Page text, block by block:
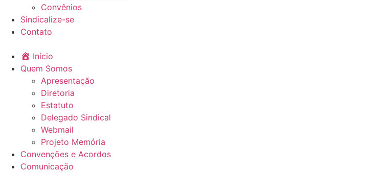
Convênios
Sindicalize-se
Contato
Início
Quem Somos
Apresentação
Diretoria
Estatuto
Delegado Sindical
Webmail
Projeto Memória
Convenções e Acordos
Comunicação